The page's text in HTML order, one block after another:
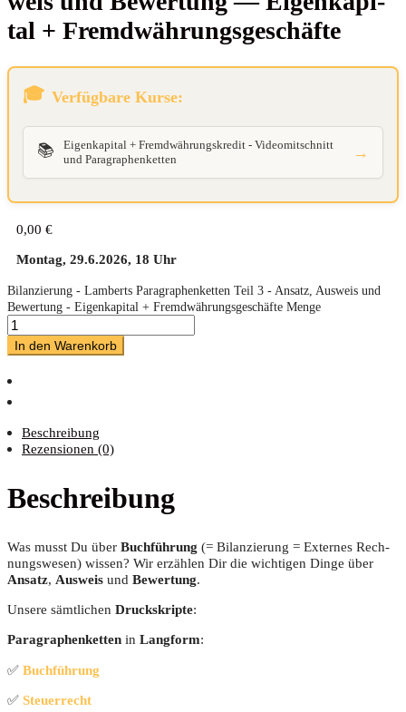
tal + Fremdwährungsgeschäfte
Verfügbare Kurse:
📚
Eigenkapital + Fremdwährungskredit - Videomitschnitt
und Paragraphenketten
→
0,00 €
Montag, 29.6.2026, 18 Uhr
Bilanzierung - Lamberts Paragraphenketten Teil 3 - Ansatz, Ausweis und
Bewertung - Eigenkapital + Fremdwährungsgeschäfte Menge
In den Warenkorb
Beschreibung
Rezensionen (0)
Beschreibung
Was musst Du über Buch­füh­rung (= Bilan­zie­rung = Exter­nes Rech­
nungs­we­sen) wis­sen? Wir erzäh­len Dir die wich­ti­gen Din­ge über
Ansatz, Aus­weis und Bewer­tung.
Unse­re sämt­li­chen Druckskrip­te:
Para­gra­phen­ket­ten in Lang­form:
✅ Buch­füh­rung
✅ Steu­er­recht